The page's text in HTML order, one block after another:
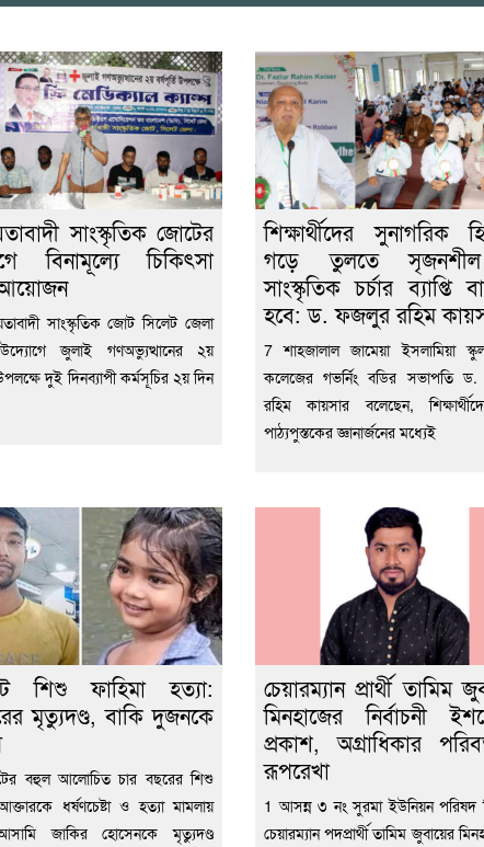
সাংস্কৃতিক জোটের
বিনামূল্যে চিকিৎসা
আয়োজন
সাংস্কৃতিক জোট সিলেট জেলা
জুলাই গণঅভ্যুত্থানের ২য়
দুই দিনব্যাপী কর্মসূচির ২য় দিন
শিক্ষার্থীদের সুনাগরিক
গড়ে তুলতে
সাংস্কৃতিক চর্চার ব্যাপ্তি
হবে: ড. ফজলুর রহিম
7 শাহজালাল জামেয়া ইসলামিয়া
কলেজের গভর্নিং বডির সভাপতি
রহিম কায়সার বলেছেন,
পাঠ্যপুস্তকের জ্ঞানার্জনের মধ্যেই
শিশু ফাহিমা হত্যা:
মৃত্যুদণ্ড, বাকি দুজনকে
বহুল আলোচিত চার বছরের শিশু
ধর্ষণচেষ্টা ও হত্যা মামলায়
জাকির হোসেনকে মৃত্যুদণ্ড
চেয়ারম্যান প্রার্থী তামিম
মিনহাজের নির্বাচনী
প্রকাশ, অগ্রাধিকার
রূপরেখা
1 আসন্ন ৩ নং সুরমা ইউনিয়ন পরিষদ
চেয়ারম্যান পদপ্রার্থী তামিম জুবায়ের